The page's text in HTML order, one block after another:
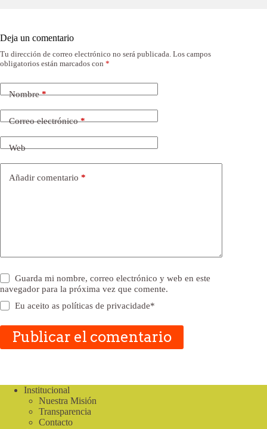
Deja un comentario
Tu dirección de correo electrónico no será publicada. Los campos
obligatorios están marcados con *
Nombre*
Correo electrónico*
Web
Añadir comentario *
Guarda mi nombre, correo electrónico y web en este
navegador para la próxima vez que comente.
Eu aceito aspolíticas de privacidade*
Publicar el comentario
Institucional
Nuestra Misión
Transparencia
Contacto